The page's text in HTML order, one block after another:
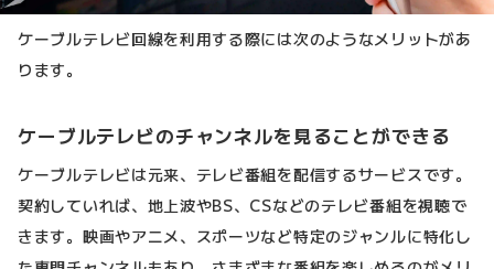
ケーブルテレビ回線を利用する際には次のようなメリットがあ
ります。
ケーブルテレビのチャンネルを見ることができる
ケーブルテレビは元来、テレビ番組を配信するサービスです。
契約していれば、地上波やBS、CSなどのテレビ番組を視聴で
きます。映画やアニメ、スポーツなど特定のジャンルに特化し